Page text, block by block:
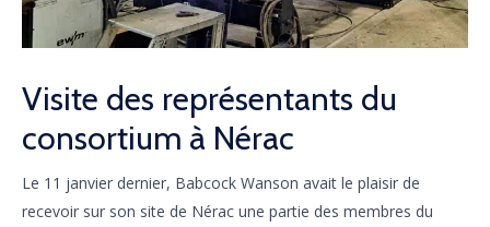
Visite des représentants du
consortium à Nérac
Le 11 janvier dernier, Babcock Wanson avait le plaisir de
recevoir sur son site de Nérac une partie des membres du